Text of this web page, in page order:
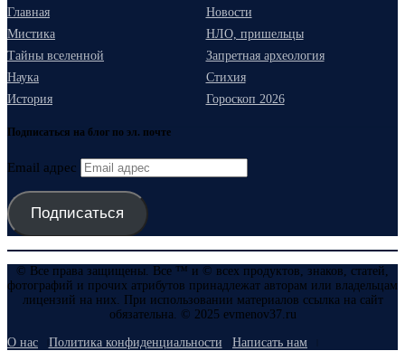
Главная
Новости
Мистика
НЛО, пришельцы
Тайны вселенной
Запретная археология
Наука
Стихия
История
Гороскоп 2026
Подписаться на блог по эл. почте
Email адрес
Подписаться
© Все права защищены. Все ™ и © всех продуктов, знаков, статей,
фотографий и прочих атрибутов принадлежат авторам или владельцам
лицензий на них. При использовании материалов ссылка на сайт
обязательна. © 2025 evmenov37.ru
О нас Политика конфиденциальности Написать нам